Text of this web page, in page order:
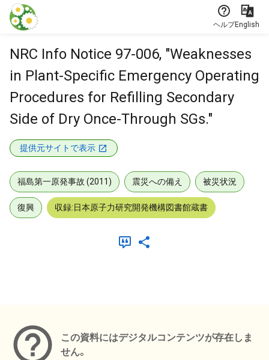
本文に飛ぶ
ヘルプEnglish
NRC Info Notice 97-006, "Weaknesses
in Plant-Specific Emergency Operating
Procedures for Refilling Secondary
Side of Dry Once-Through SGs."
提供元サイトで表示
福島第一原発事故 (2011) 震災への備え 被災状況
復興 収録:日本原子力研究開発機構図書館蔵書
この資料にはデジタルコンテンツが存在しま
せん。